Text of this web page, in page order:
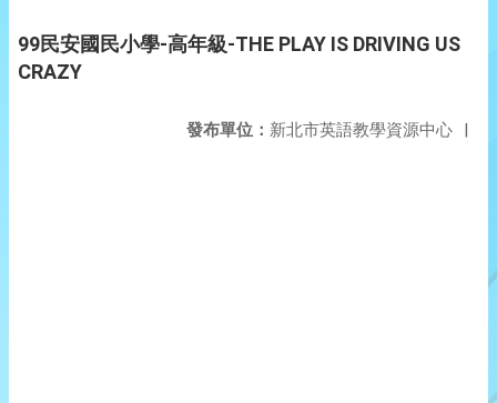
99民安國民小學-高年級-THE PLAY IS DRIVING US
CRAZY
發布單位： 新北市英語教學資源中心 |